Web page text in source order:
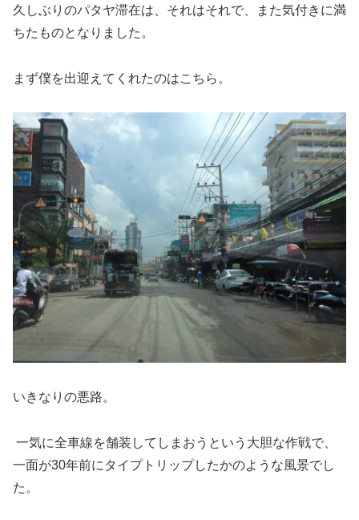
久しぶりのパタヤ滞在は、それはそれで、また気付きに満
ちたものとなりました。
まず僕を出迎えてくれたのはこちら。
いきなりの悪路。
一気に全車線を舗装してしまおうという大胆な作戦で、
一面が30年前にタイプトリップしたかのような風景でし
た。